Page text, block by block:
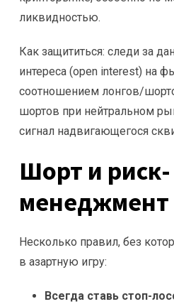
ликвидностью.
Как защититься: следи за
интереса (open interest) на
соотношением лонгов/
шортов при нейтральном
сигнал надвигающегося
Шорт и риск-
менеджмент
Несколько правил, без
в азартную игру:
Всегда ставь стоп-